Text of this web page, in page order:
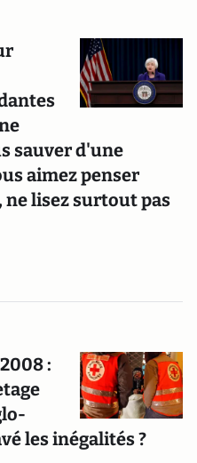
sauver d'une
aimez penser
lisez surtout pas
:
les inégalités ?